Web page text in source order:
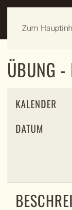
Zum
ÜBUNG -
KALENDER
DATUM